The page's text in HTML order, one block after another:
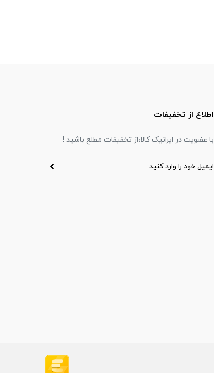
اطلاع از تخفیفات
با عضویت در ایرانیک کالا،از تخفیفات مطلع باشید !